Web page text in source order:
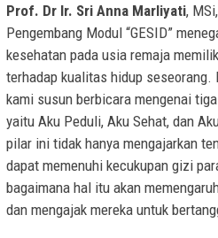
Prof. Dr Ir. Sri Anna Marliyati,
Pengembang Modul “GESID”
kesehatan pada usia remaja
terhadap kualitas hidup seseorang.
kami susun berbicara mengenai
yaitu Aku Peduli, Aku Sehat, dan
pilar ini tidak hanya mengajarkan
dapat memenuhi kecukupan gizi
bagaimana hal itu akan
dan mengajak mereka untuk